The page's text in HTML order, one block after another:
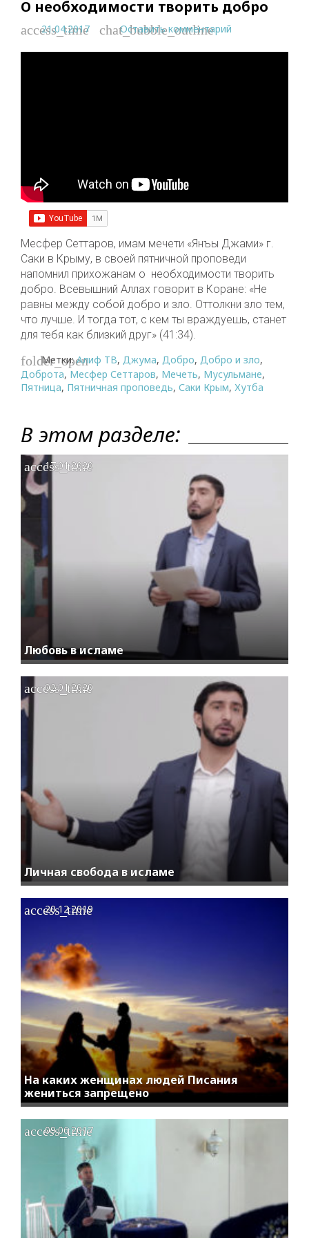
О необходимости творить добро
access_time
21.04.2017 chat_bubble_outline
Оставить комментарий
Месфер Сеттаров, имам мечети «Янъы Джами» г.
Саки в Крыму, в своей пятничной проповеди
напомнил прихожанам о необходимости творить
добро. Всевышний Аллах говорит в Коране: «Не
равны между собой добро и зло. Оттолкни зло тем,
что лучше. И тогда тот, с кем ты враждуешь, станет
для тебя как близкий друг» (41:34).
folder_open
Метки:Алиф ТВ, Джума, Добро, Добро и зло,
Доброта, Месфер Сеттаров, Мечеть, Мусульмане,
Пятница, Пятничная проповедь, Саки Крым, Хутба
В этом разделе:
Любовь в исламе
access_time
17.01.2020
Личная свобода в исламе
access_time
02.01.2020
На каких женщинах людей Писания
жениться запрещено
access_time
20.12.2019
access_time
09.06.2017